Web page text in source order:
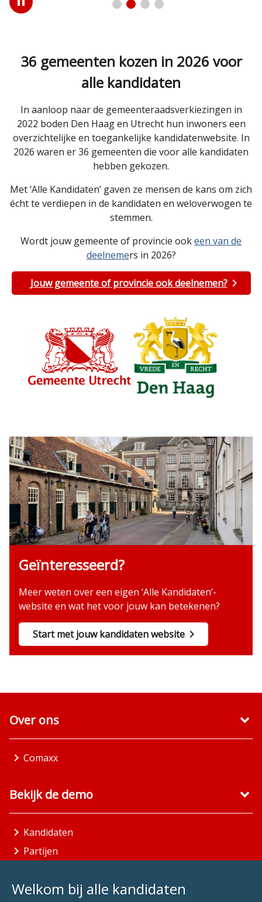
Play
/
36 gemeenten kozen in 2026 voor
alle kandidaten
In aanloop naar de gemeenteraadsverkiezingen in
2022 boden Den Haag en Utrecht hun inwoners een
overzichtelijke en toegankelijke kandidatenwebsite. In
2026 waren er 36 gemeenten die voor alle kandidaten
hebben gekozen.
Met ‘Alle Kandidaten’ gaven ze mensen de kans om zich
écht te verdiepen in de kandidaten en weloverwogen te
stemmen.
Wordt jouw gemeente of provincie ookeen van de
deelnemers in 2026?
Jouw gemeente of provincie ook deelnemen?
Geïnteresseerd?
Meer weten over een eigen ‘Alle Kandidaten’-
website en wat het voor jouw kan betekenen?
Start met jouw kandidaten website
Welkom bij alle kandidaten
Over ons
Comaxx
Bekijk de demo
Kandidaten
Partijen
Aandachtsgebieden